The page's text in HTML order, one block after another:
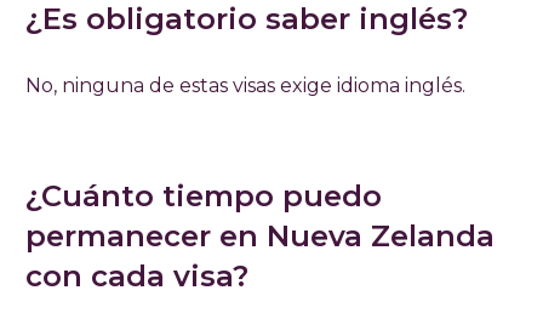
¿Es obligatorio saber inglés?
No, ninguna de estas visas exige idioma inglés.
¿Cuánto tiempo puedo
permanecer en Nueva Zelanda
con cada visa?